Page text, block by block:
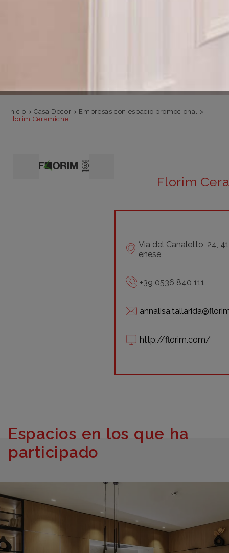
Inicio > Casa Decor > Empresas con espacio promocional
>
Florim Ceramiche
Florim
Via del Canaletto, 24,
enese
+39 0536 840 111
http://florim.com/
Espacios en los que ha
participado